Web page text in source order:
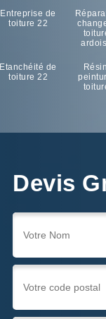
Entreprise de
toiture 22
Etanchéité de
toiture 22
Devis